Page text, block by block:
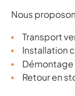
Nous
Transport
Installation
Retour en